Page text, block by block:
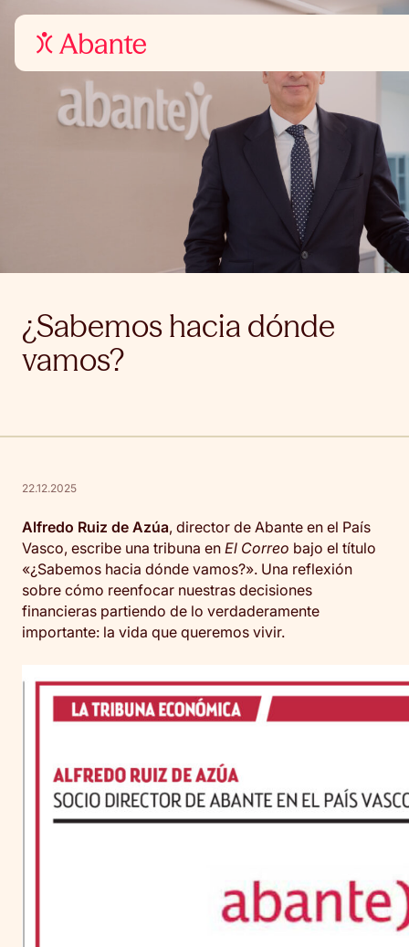
¿Sabemos hacia dónde
vamos?
22.12.2025
Alfredo Ruiz de Azúa, director de Abante en el País
Vasco, escribe una tribuna en El Correo bajo el título
«¿Sabemos hacia dónde vamos?». Una reflexión
sobre cómo reenfocar nuestras decisiones
financieras partiendo de lo verdaderamente
importante: la vida que queremos vivir.